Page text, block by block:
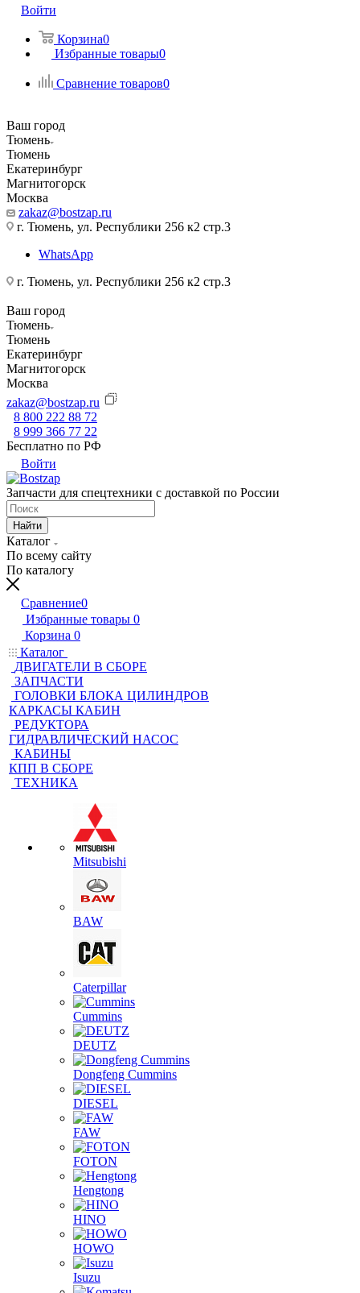
Войти
Корзина0
Избранные товары0
Сравнение товаров0
Ваш город
Тюмень
Тюмень
Екатеринбург
Магнитогорск
Москва
zakaz@bostzap.ru
г. Тюмень, ул. Республики 256 к2 стр.3
WhatsApp
г. Тюмень, ул. Республики 256 к2 стр.3
Ваш город
Тюмень
Тюмень
Екатеринбург
Магнитогорск
Москва
zakaz@bostzap.ru
8 800 222 88 72
8 999 366 77 22
Бесплатно по РФ
Войти
Запчасти для спецтехники с доставкой по России
Найти
Каталог
По всему сайту
По каталогу
Сравнение0
Избранные товары 0
Корзина 0
Каталог
ДВИГАТЕЛИ В СБОРЕ
ЗАПЧАСТИ
ГОЛОВКИ БЛОКА ЦИЛИНДРОВ
КАРКАСЫ КАБИН
РЕДУКТОРА
ГИДРАВЛИЧЕСКИЙ НАСОС
КАБИНЫ
КПП В СБОРЕ
ТЕХНИКА
Mitsubishi
BAW
Caterpillar
Cummins
DEUTZ
Dongfeng Cummins
DIESEL
FAW
FOTON
Hengtong
HINO
HOWO
Isuzu